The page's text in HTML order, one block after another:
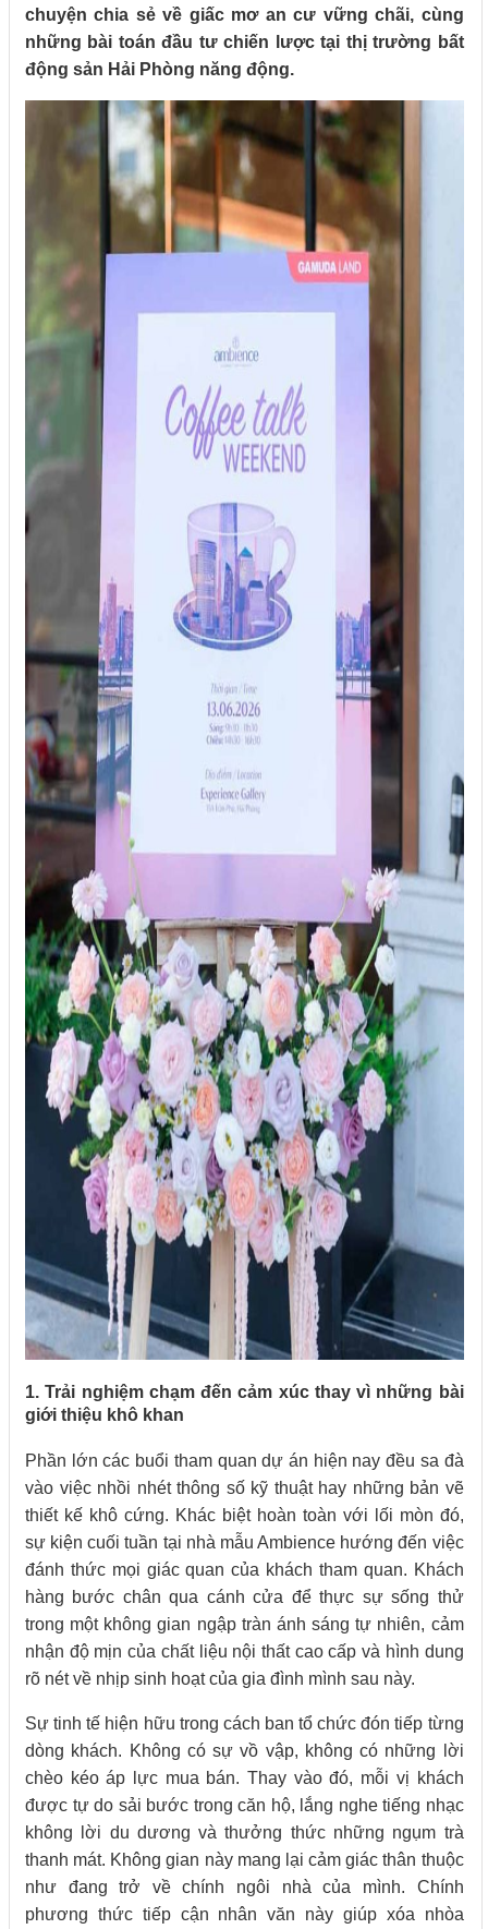
chuyện chia sẻ về giấc mơ an cư vững chãi, cùng
những bài toán đầu tư chiến lược tại thị trường bất
động sản Hải Phòng năng động.
1. Trải nghiệm chạm đến cảm xúc thay vì những bài
giới thiệu khô khan
Phần lớn các buổi tham quan dự án hiện nay đều sa đà
vào việc nhồi nhét thông số kỹ thuật hay những bản vẽ
thiết kế khô cứng. Khác biệt hoàn toàn với lối mòn đó,
sự kiện cuối tuần tại nhà mẫu Ambience hướng đến việc
đánh thức mọi giác quan của khách tham quan. Khách
hàng bước chân qua cánh cửa để thực sự sống thử
trong một không gian ngập tràn ánh sáng tự nhiên, cảm
nhận độ mịn của chất liệu nội thất cao cấp và hình dung
rõ nét về nhịp sinh hoạt của gia đình mình sau này.
Sự tinh tế hiện hữu trong cách ban tổ chức đón tiếp từng
dòng khách. Không có sự vồ vập, không có những lời
chèo kéo áp lực mua bán. Thay vào đó, mỗi vị khách
được tự do sải bước trong căn hộ, lắng nghe tiếng nhạc
không lời du dương và thưởng thức những ngụm trà
thanh mát. Không gian này mang lại cảm giác thân thuộc
như đang trở về chính ngôi nhà của mình. Chính
phương thức tiếp cận nhân văn này giúp xóa nhòa